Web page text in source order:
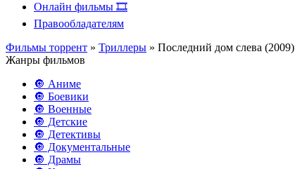
Онлайн фильмы 🎞️
Правообладателям
Фильмы торрент » Триллеры » Последний дом слева (2009)
Жанры фильмов
🔘 Аниме
🔘 Боевики
🔘 Военные
🔘 Детские
🔘 Детективы
🔘 Документальные
🔘 Драмы